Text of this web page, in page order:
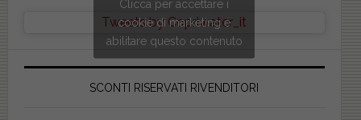
Tweets by Copriwater_it
Clicca per accettare i
cookie di marketing e
abilitare questo contenuto
SCONTI RISERVATI RIVENDITORI